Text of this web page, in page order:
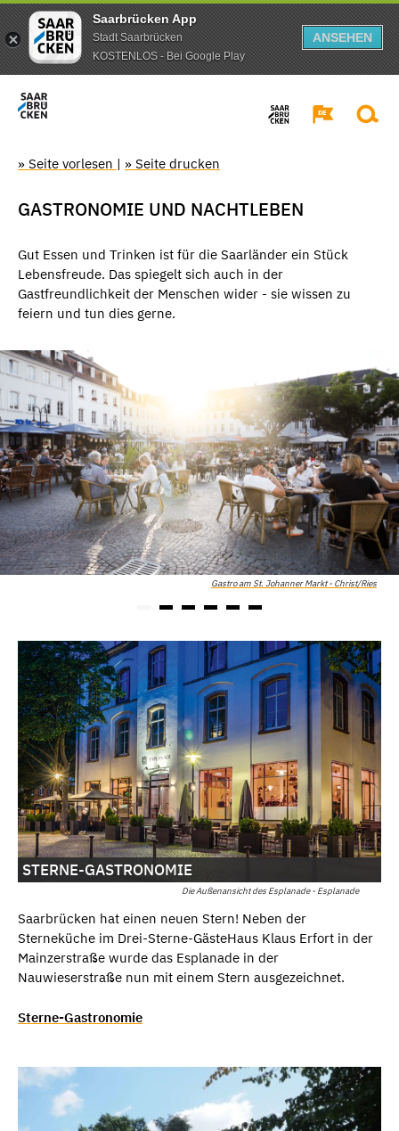
Saarbrücken App
Stadt Saarbrücken
KOSTENLOS - Bei Google Play
ANSEHEN
» Seite vorlesen | » Seite drucken
GASTRONOMIE UND NACHTLEBEN
Gut Essen und Trinken ist für die Saarländer ein Stück
Lebensfreude. Das spiegelt sich auch in der
Gastfreundlichkeit der Menschen wider - sie wissen zu
feiern und tun dies gerne.
Gastro am St. Johanner Markt - Christ/Ries
Die Außenansicht des Esplanade - Esplanade
STERNE-GASTRONOMIE
Saarbrücken hat einen neuen Stern! Neben der
Sterneküche im Drei-Sterne-GästeHaus Klaus Erfort in der
Mainzerstraße wurde das Esplanade in der
Nauwieserstraße nun mit einem Stern ausgezeichnet.
Sterne-Gastronomie